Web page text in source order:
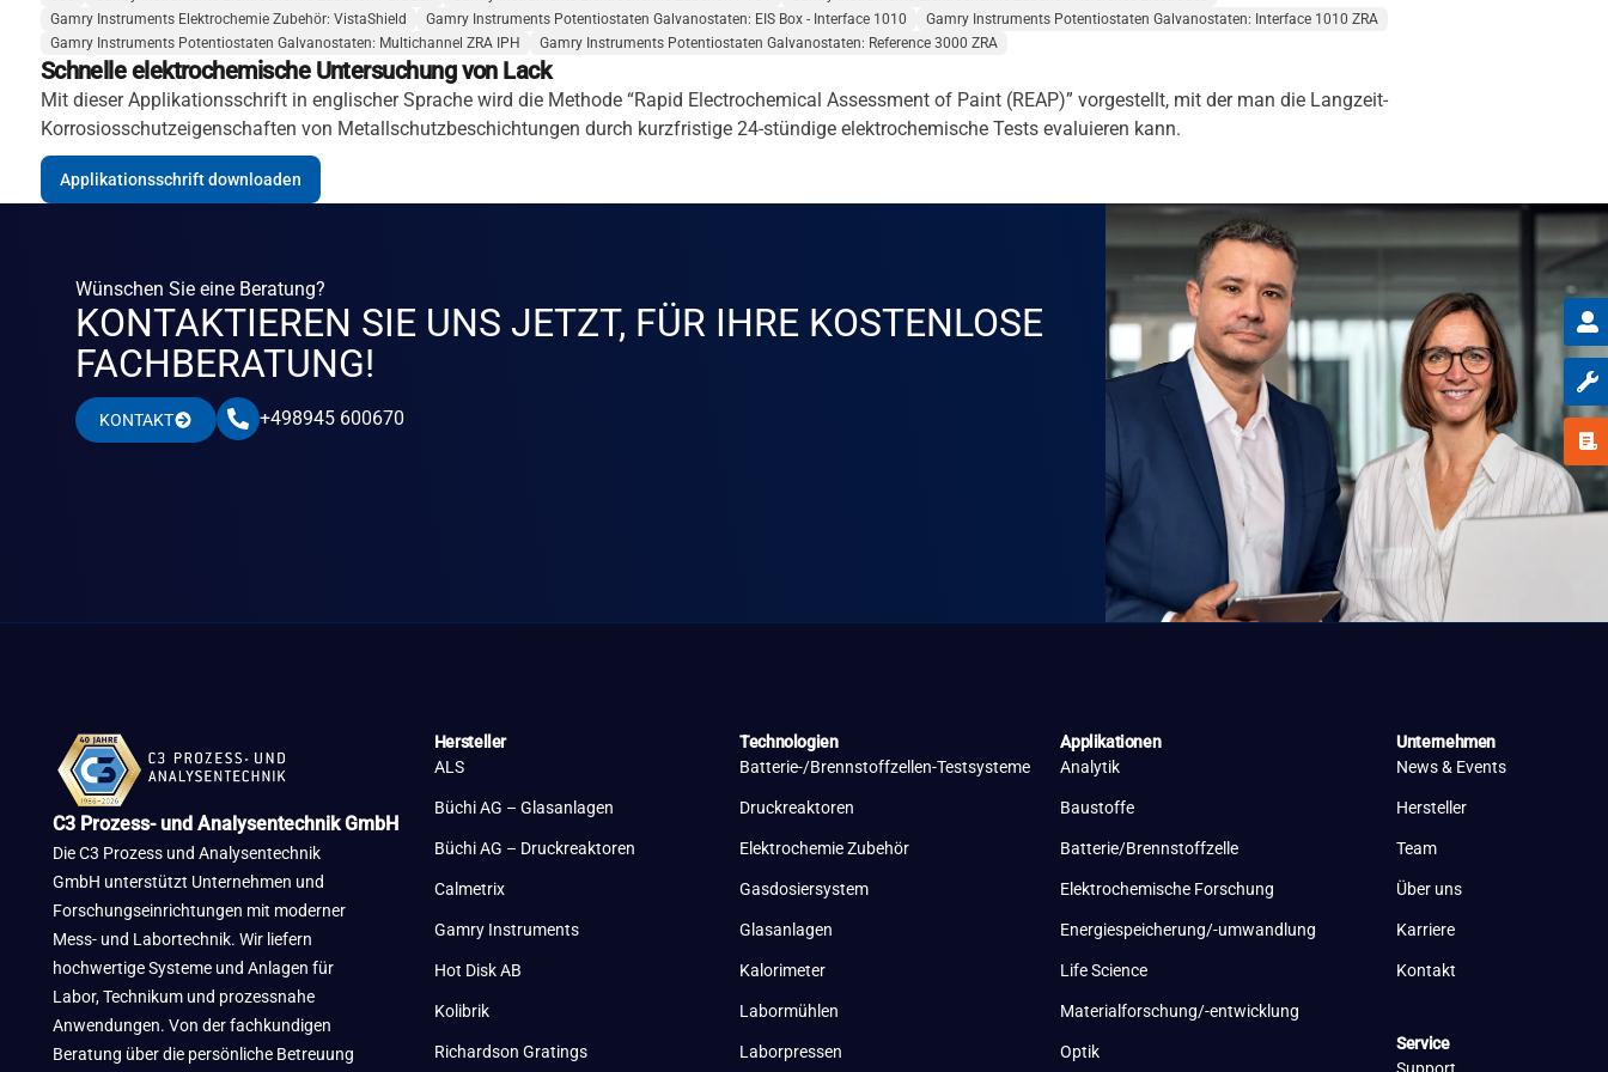
Gamry Instruments Elektrochemie Zubehör: VistaShield
Gamry Instruments Potentiostaten Galvanostaten: EIS Box - Interface 1010
Gamry Instruments Potentiostaten Galvanostaten: Interface 1010 ZRA
Gamry Instruments Potentiostaten Galvanostaten: Multichannel ZRA IPH
Gamry Instruments Potentiostaten Galvanostaten: Reference 3000 ZRA
Schnelle elektrochemische Untersuchung von Lack
Mit dieser Applikationsschrift in englischer Sprache wird die Methode “Rapid Electrochemical Assessment of Paint (REAP)” vorgestellt, mit der man die Langzeit-
Korrosiosschutzeigenschaften von Metallschutzbeschichtungen durch kurzfristige 24-stündige elektrochemische Tests evaluieren kann.
Applikationsschrift downloaden
Wünschen Sie eine Beratung?
KONTAKTIEREN SIE UNS JETZT, FÜR IHRE KOSTENLOSE
FACHBERATUNG!
KONTAKT +498945 600670
C3 Prozess- und Analysentechnik GmbH
Die C3 Prozess und Analysentechnik
GmbH unterstützt Unternehmen und
Forschungseinrichtungen mit moderner
Mess- und Labortechnik. Wir liefern
hochwertige Systeme und Anlagen für
Labor, Technikum und prozessnahe
Anwendungen. Von der fachkundigen
Beratung über die persönliche Betreuung
Hersteller
ALS
Büchi AG – Glasanlagen
Büchi AG – Druckreaktoren
Calmetrix
Gamry Instruments
Hot Disk AB
Kolibrik
Richardson Gratings
Technologien
Batterie-/Brennstoffzellen-Testsysteme
Druckreaktoren
Elektrochemie Zubehör
Gasdosiersystem
Glasanlagen
Kalorimeter
Labormühlen
Laborpressen
Applikationen
Analytik
Baustoffe
Batterie/Brennstoffzelle
Elektrochemische Forschung
Energiespeicherung/-umwandlung
Life Science
Materialforschung/-entwicklung
Optik
Unternehmen
News & Events
Hersteller
Team
Über uns
Karriere
Kontakt
Service